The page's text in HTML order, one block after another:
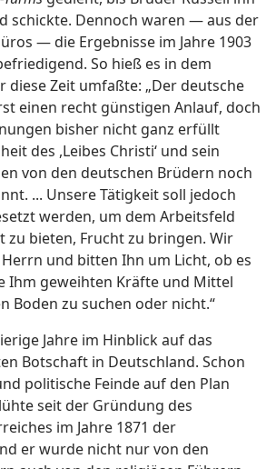
schickte. Dennoch waren — aus der
— die Ergebnisse im Jahre 1903
So hieß es in dem
diese Zeit umfaßte: „Der deutsche
einen recht günstigen Anlauf, doch
bisher nicht ganz erfüllt
des ,Leibes Christi‘ und sein
von den deutschen Brüdern noch
... Unsere Tätigkeit soll jedoch
werden, um dem Arbeitsfeld
zu bieten, Frucht zu bringen. Wir
und bitten Ihn um Licht, ob es
Ihm geweihten Kräfte und Mittel
Boden zu suchen oder nicht.“
Jahre im Hinblick auf das
Botschaft in Deutschland. Schon
politische Feinde auf den Plan
seit der Gründung des
im Jahre 1871 der
er wurde nicht nur von den